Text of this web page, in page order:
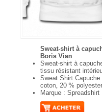
Sweat-shirt à
Boris Vian
Sweat-shirt à
tissu résistant
Sweat Shirt
coton, 20 % polyester
Marque : Spreadshirt